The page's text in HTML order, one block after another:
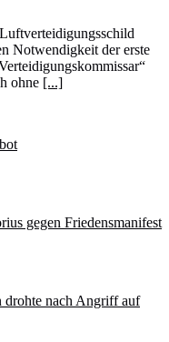
Notwendigkeit der erste
ohne [...]
gegen Friedensmanifest
drohte nach Angriff auf